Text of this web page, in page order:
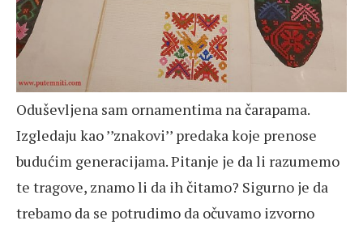
Oduševljena sam ornamentima na čarapama.
Izgledaju kao ’’znakovi’’ predaka koje prenose
budućim generacijama. Pitanje je da li razumemo
te tragove, znamo li da ih čitamo? Sigurno je da
trebamo da se potrudimo da očuvamo izvorno